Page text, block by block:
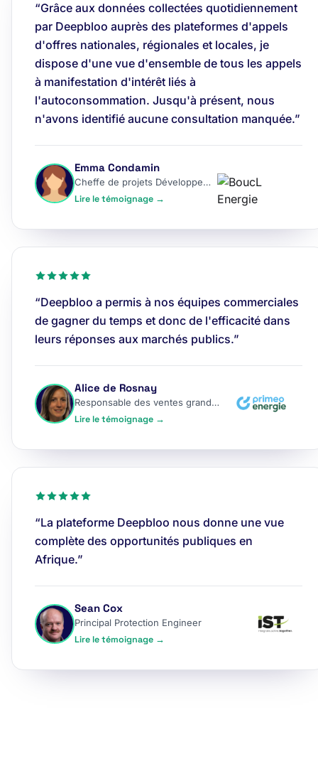
“Grâce aux données collectées quotidiennement
par Deepbloo auprès des plateformes d'appels
d'offres nationales, régionales et locales, je
dispose d'une vue d'ensemble de tous les appels
à manifestation d'intérêt liés à
l'autoconsommation. Jusqu'à présent, nous
n'avons identifié aucune consultation manquée.”
Emma Condamin
Cheffe de projets Développement
Lire le témoignage →
“Deepbloo a permis à nos équipes commerciales
de gagner du temps et donc de l'efficacité dans
leurs réponses aux marchés publics.”
Alice de Rosnay
Responsable des ventes grands comptes
Lire le témoignage →
“La plateforme Deepbloo nous donne une vue
complète des opportunités publiques en
Afrique.”
Sean Cox
Principal Protection Engineer
Lire le témoignage →